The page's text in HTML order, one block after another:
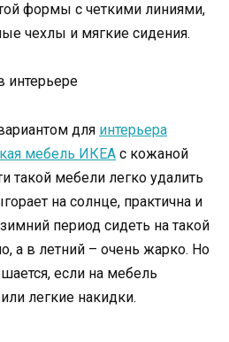
формы с четкими линиями,
чехлы и мягкие сидения.
интерьере
для интерьера
мебель ИКЕА с кожаной
такой мебели легко удалить
на солнце, практична и
период сидеть на такой
а в летний – очень жарко. Но
если на мебель
легкие накидки.